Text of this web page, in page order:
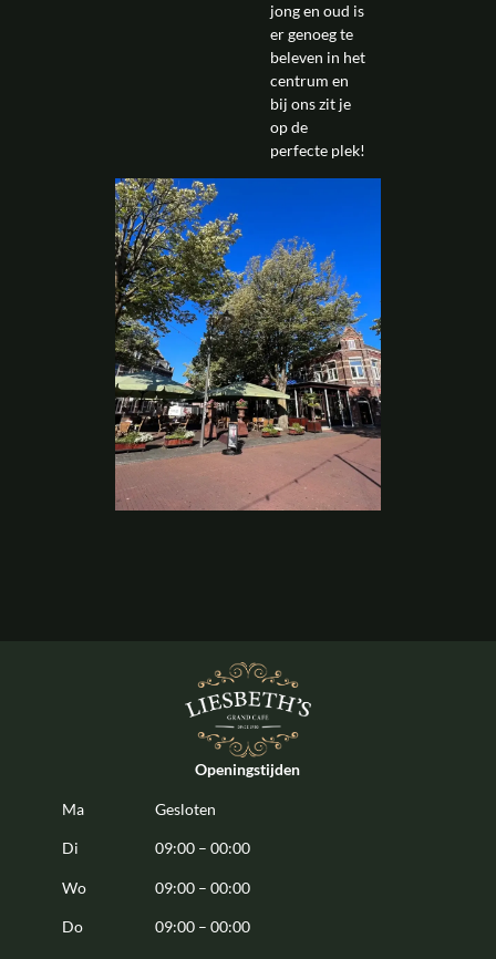
jong en oud is
er genoeg te
beleven in het
centrum en
bij ons zit je
op de
perfecte plek!
Openingstijden
Ma Gesloten
Di 09:00 – 00:00
Wo 09:00 – 00:00
Do 09:00 – 00:00